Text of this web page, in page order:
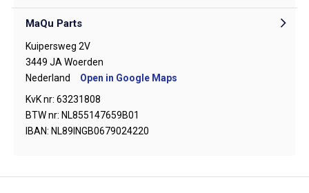
MaQu Parts
Kuipersweg 2V
3449 JA Woerden
Nederland
Open in Google Maps
KvK nr: 63231808
BTW nr: NL855147659B01
IBAN: NL89INGB0679024220